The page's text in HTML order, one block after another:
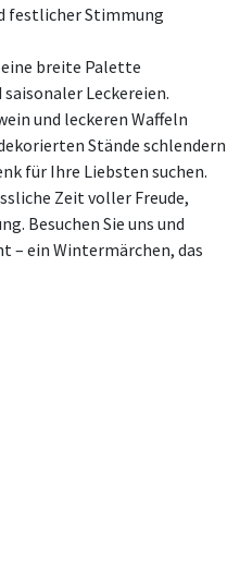
festlicher Stimmung
breite Palette
Leckereien.
und leckeren Waffeln
Stände schlendern
für Ihre Liebsten suchen.
Zeit voller Freude,
Besuchen Sie uns und
– ein Wintermärchen, das